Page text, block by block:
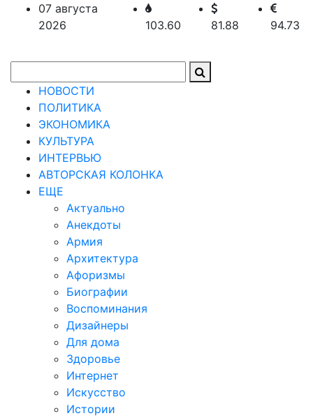
07 августа
2026
103.60 81.88 94.73
НОВОСТИ
ПОЛИТИКА
ЭКОНОМИКА
КУЛЬТУРА
ИНТЕРВЬЮ
АВТОРСКАЯ КОЛОНКА
ЕЩЕ
Актуально
Анекдоты
Армия
Архитектура
Афоризмы
Биографии
Воспоминания
Дизайнеры
Для дома
Здоровье
Интернет
Искусство
Истории